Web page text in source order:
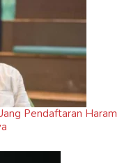
Pendaftaran Haram